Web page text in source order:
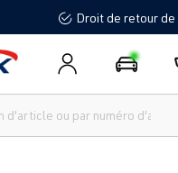
Droit de retour de